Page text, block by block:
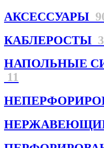
АКСЕССУАРЫ
КАБЛЕРОСТЫ
НАПОЛЬНЫЕ
11